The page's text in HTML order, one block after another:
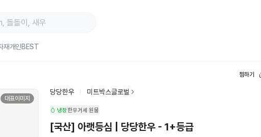
재개인BEST
찜하기
대표이미지
당당한우 미트박스글로벌
냉장한우거세 원물
[국산] 아랫등심 | 당당한우 - 1+등급